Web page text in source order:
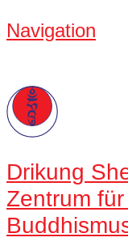
Navigation
Drikung
Zentrum